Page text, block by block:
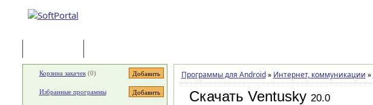
Программы для Android » Интернет, коммуникации »
Скачать Ventusky 20.0
Корзина закачек(0)
Избранные программы